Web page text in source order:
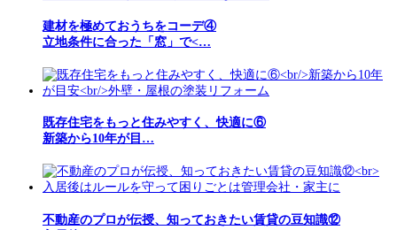
建材を極めておうちをコーデ④
立地条件に合った「窓」で<…
既存住宅をもっと住みやすく、快適に⑥
新築から10年が目…
不動産のプロが伝授、知っておきたい賃貸の豆知識⑫